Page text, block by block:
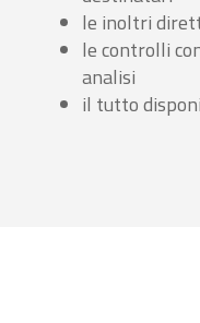
le inoltri
le controlli
analisi
il tutto